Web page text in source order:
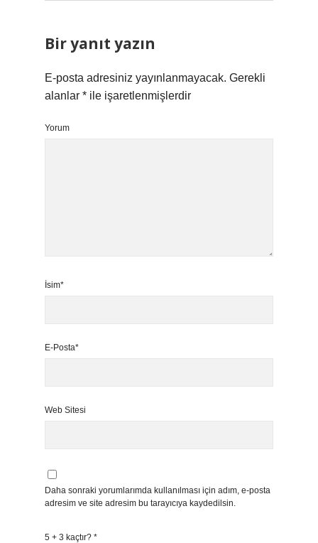
Bir yanıt yazın
E-posta adresiniz yayınlanmayacak. Gerekli
alanlar * ile işaretlenmişlerdir
Yorum
İsim*
E-Posta*
Web Sitesi
Daha sonraki yorumlarımda kullanılması için adım, e-posta
adresim ve site adresim bu tarayıcıya kaydedilsin.
5 + 3 kaçtır? *